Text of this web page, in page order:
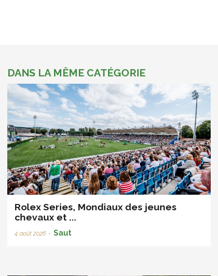
DANS LA MÊME CATÉGORIE
Rolex Series, Mondiaux des jeunes
chevaux et ...
4 août 2026 • Saut